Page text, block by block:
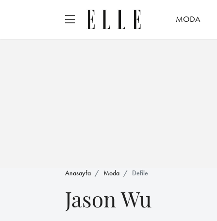
MODA
Anasayfa Moda Defile
Jason Wu